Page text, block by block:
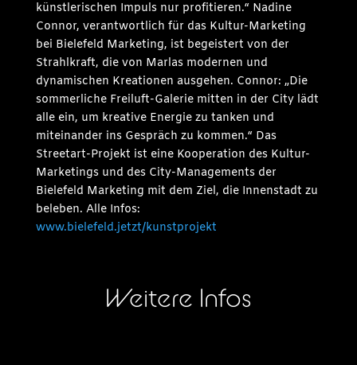
künstlerischen Impuls nur profitieren.“ Nadine
Connor, verantwortlich für das Kultur-Marketing
bei Bielefeld Marketing, ist begeistert von der
Strahlkraft, die von Marlas modernen und
dynamischen Kreationen ausgehen. Connor: „Die
sommerliche Freiluft-Galerie mitten in der City lädt
alle ein, um kreative Energie zu tanken und
miteinander ins Gespräch zu kommen.“ Das
Streetart-Projekt ist eine Kooperation des Kultur-
Marketings und des City-Managements der
Bielefeld Marketing mit dem Ziel, die Innenstadt zu
beleben. Alle Infos:
www.bielefeld.jetzt/kunstprojekt
Weitere Infos